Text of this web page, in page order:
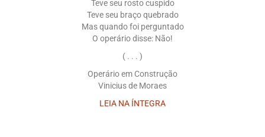
Teve seu rosto cuspido
Teve seu braço quebrado
Mas quando foi perguntado
O operário disse: Não!
( . . . )
Operário em Construção
Vinicius de Moraes
LEIA NA ÍNTEGRA